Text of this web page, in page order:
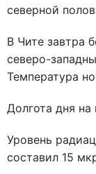
северной
В Чите завтра
северо-
Температура
Долгота дня
Уровень
составил 15